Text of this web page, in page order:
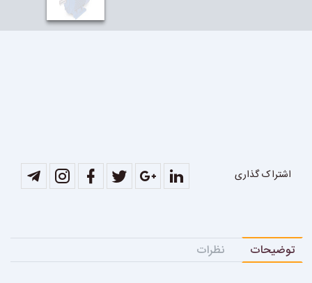
اشتراک گذاری
توضیحات نظرات